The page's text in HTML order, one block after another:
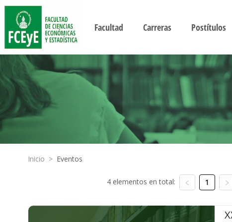
Facultad Carreras Postítulos
Inicio > Eventos
4 elementos en total: 1